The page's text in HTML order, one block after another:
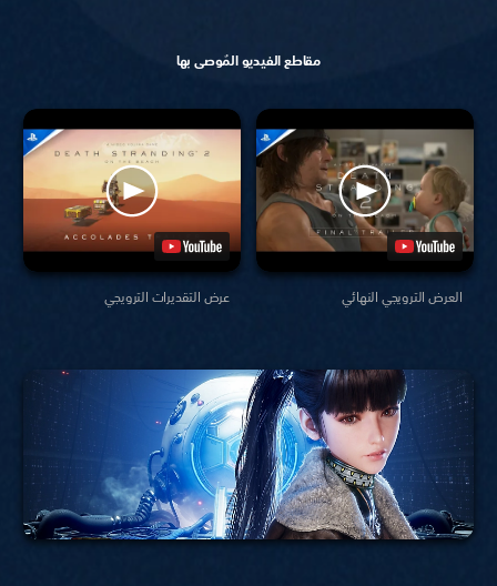
مقاطع الفيديو المُوصى بها
عرض التقديرات الترويجي العرض الترويجي النهائي